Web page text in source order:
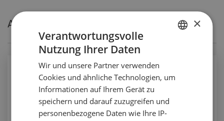
Aktuelle Artikel von Hans Hirschi
Pflanzenbau
Die Stickstoff-Fabriken
Pflanzenbau
×
Verantwortungsvolle
Nutzung Ihrer Daten
Wir und unsere Partner verwenden
Cookies und ähnliche Technologien, um
Informationen auf Ihrem Gerät zu
speichern und darauf zuzugreifen und
personenbezogene Daten wie Ihre IP-